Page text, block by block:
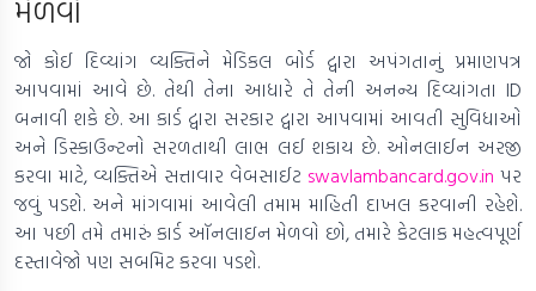
મેળવો
જો કોઈ દિવ્યાંગ વ્યક્તિને મેડિકલ બોર્ડ દ્વારા અપંગતાનું પ્રમાણપત્ર
આપવામાં આવે છે. તેથી તેના આધારે તે તેની અનન્ય દિવ્યાંગતા ID
બનાવી શકે છે. આ કાર્ડ દ્વારા સરકાર દ્વારા આપવામાં આવતી સુવિધાઓ
અને ડિસ્કાઉન્ટનો સરળતાથી લાભ લઈ શકાય છે. ઓનલાઈન અરજી
કરવા માટે, વ્યક્તિએ સત્તાવાર વેબસાઈટ swavlambancard.gov.in પર
જવું પડશે. અને માંગવામાં આવેલી તમામ માહિતી દાખલ કરવાની રહેશે.
આ પછી તમે તમારું કાર્ડ ઑનલાઇન મેળવો છો, તમારે કેટલાક મહત્વપૂર્ણ
દસ્તાવેજો પણ સબમિટ કરવા પડશે.